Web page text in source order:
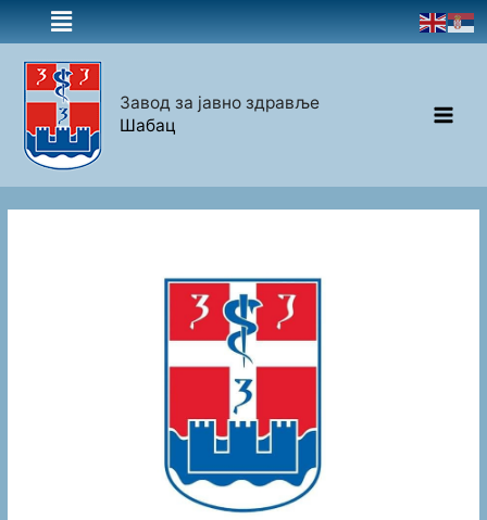
Завод за јавно здравље
Шабац